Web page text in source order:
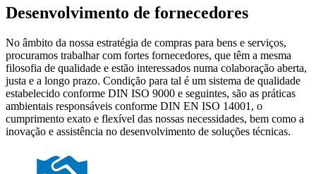
Desenvolvimento de fornecedores
No âmbito da nossa estratégia de compras para bens e serviços,
procuramos trabalhar com fortes fornecedores, que têm a mesma
filosofia de qualidade e estão interessados numa colaboração aberta,
justa e a longo prazo. Condição para tal é um sistema de qualidade
estabelecido conforme DIN ISO 9000 e seguintes, são as práticas
ambientais responsáveis conforme DIN EN ISO 14001, o
cumprimento exato e flexível das nossas necessidades, bem como a
inovação e assistência no desenvolvimento de soluções técnicas.